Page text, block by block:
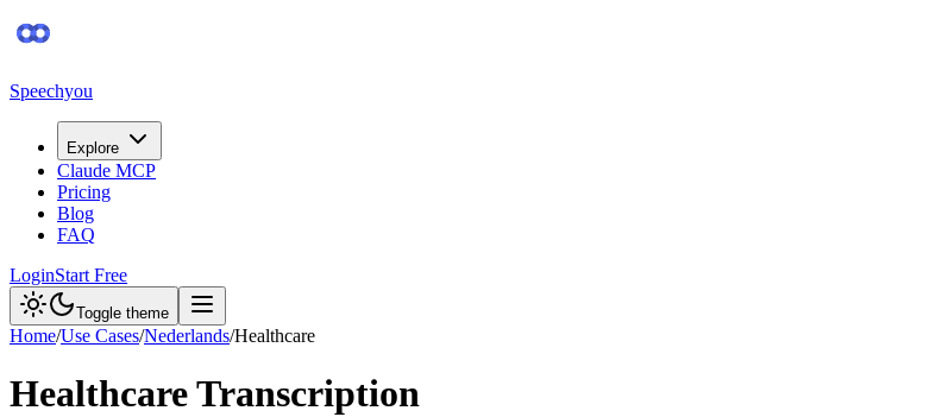
Speechyou
Explore
Claude MCP
Pricing
Blog
FAQ
LoginStart Free
Toggle theme
Home/Use Cases/Nederlands/Healthcare
HealthcareTranscription